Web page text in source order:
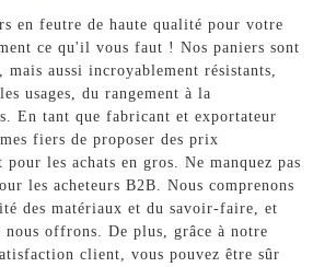
en feutre de haute qualité pour votre
ce qu'il vous faut ! Nos paniers sont
mais aussi incroyablement résistants,
usages, du rangement à la
En tant que fabricant et exportateur
fiers de proposer des prix
les achats en gros. Ne manquez pas
les acheteurs B2B. Nous comprenons
des matériaux et du savoir-faire, et
nous offrons. De plus, grâce à notre
client, vous pouvez être sûr